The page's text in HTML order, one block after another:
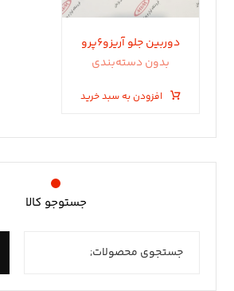
دوربین جلو آریزو۶پرو
بدون دسته‌بندی
افزودن به سبد خرید
جستوجو کالا